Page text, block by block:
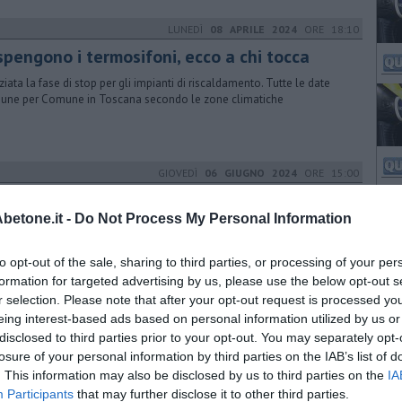
- Do Not Process My Personal Information
opt-out of the sale, sharing to third parties, or processing of your
for targeted advertising by us, please use the below opt-out
selection. Please note that after your opt-out request is processed
interest-based ads based on personal information utilized by us
to third parties prior to your opt-out. You may separately
of your personal information by third parties on the IAB’s list of
This information may also be disclosed by us to third parties on the
Participants that may further disclose it to other third parties.
LUNEDÌ 08 APRILE 2024 ORE 18:10
i termosifoni, ecco a chi tocca
la fase di stop per gli impianti di riscaldamento. Tutte le date
per Comune in Toscana secondo le zone climatiche
GIOVEDÌ 06 GIUGNO 2024 ORE 15:00
Toscana. Ecco i comuni interessati
LUNEDÌ07 OTTOBRE 2024ORE 18:10
le date di accensione Comune per
stabilisce il calendario per accendere i riscaldamenti secondo